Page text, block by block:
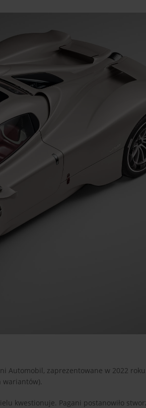
Automobil, zaprezentowane w 2022
wariantów).
kwestionuje. Pagani postanowiło